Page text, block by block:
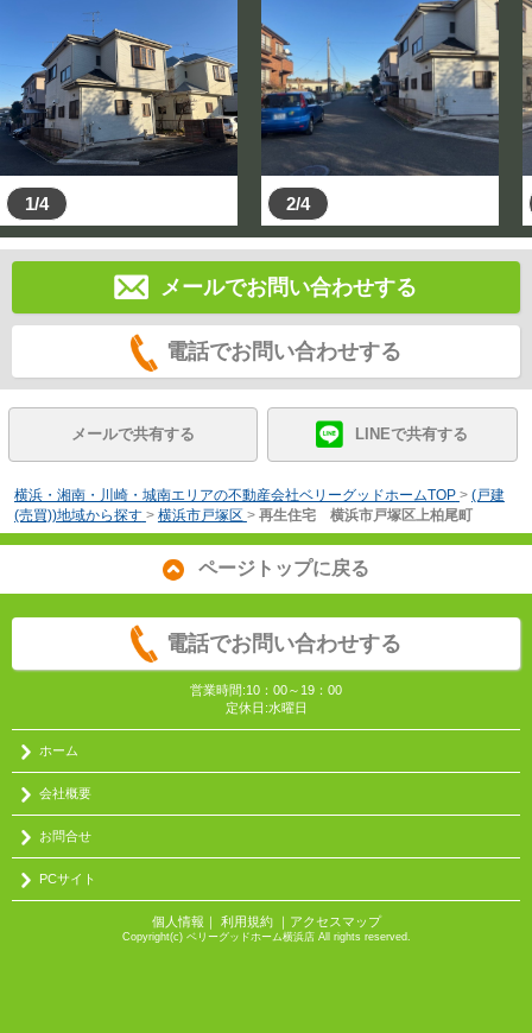
1/4 2/4
メールでお問い合わせする
電話でお問い合わせする
メールで共有する LINEで共有する
横浜・湘南・川崎・城南エリアの不動産会社ベリーグッドホームTOP > (戸建
(売買))地域から探す > 横浜市戸塚区 > 再生住宅 横浜市戸塚区上柏尾町
ページトップに戻る
電話でお問い合わせする
営業時間:10：00～19：00
定休日:水曜日
ホーム
会社概要
お問合せ
PCサイト
個人情報 ｜ 利用規約｜ アクセスマップ
Copyright(c) ベリーグッドホーム横浜店 All rights reserved.